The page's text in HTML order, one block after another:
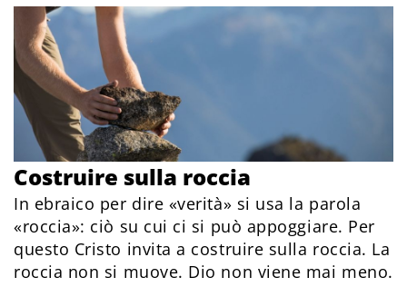
Costruire sulla roccia
In ebraico per dire «verità» si usa la parola
«roccia»: ciò su cui ci si può appoggiare. Per
questo Cristo invita a costruire sulla roccia. La
roccia non si muove. Dio non viene mai meno.